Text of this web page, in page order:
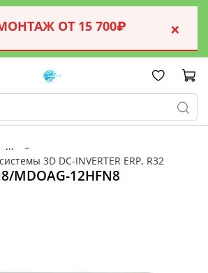
ОТ 15 700₽ ×
...
3D DC-INVERTER ERP, R32
MDOAG-12HFN8